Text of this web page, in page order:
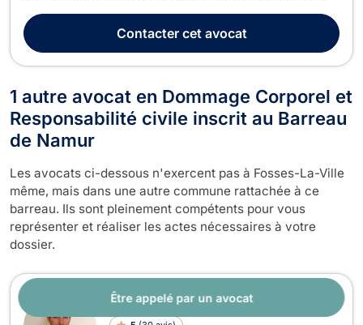
Être appelé par un avocat
droit Européen et en droit de la responsabilité civile. Il vous
accompagne pour tout conten...
Contactercet avocat
1 autre avocat en Dommage Corporel et
Responsabilité civile inscrit au Barreau
de Namur
Les avocats ci-dessous n'exercent pas à Fosses-La-Ville
même, mais dans une autre commune rattachée à ce
barreau. Ils sont pleinement compétents pour vous
représenter et réaliser les actes nécessaires à votre
dossier.
Maître Charles Devillers